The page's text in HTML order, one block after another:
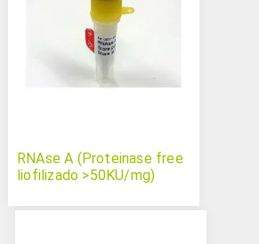
RNAse A (Proteinase free
liofilizado >50KU/mg)